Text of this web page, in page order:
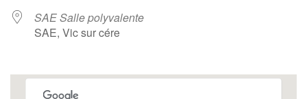
SAE Salle polyvalente
SAE, Vic sur cére